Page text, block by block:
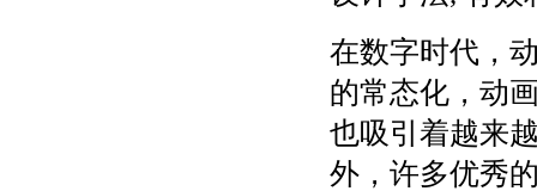
在数字时代，
的常态化，动
也吸引着越来
外，许多优秀